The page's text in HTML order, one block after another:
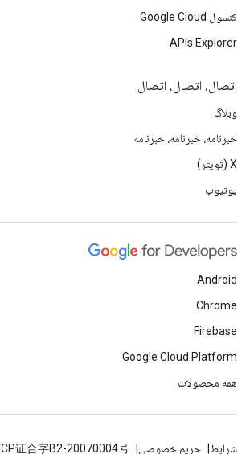
کنسول Google Cloud
APIs Explorer
اتصال، اتصال، اتصال
وبلاگ
خبرنامه، خبرنامه، خبرنامه
X (تویتر)
یوتیوب
Android
Chrome
Firebase
Google Cloud Platform
همه محصولات
شرایط حریم خصوصی ICP证合字B2-20070004号